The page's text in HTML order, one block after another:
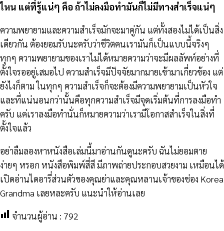
ไหน แต่ที่รู้แน่ๆ คือ ถ้าไม่ลงมือทำมันก็ไม่มีทางสำเร็จแน่ๆ
ความพยายามและความสำเร็จมักจะมาคู่กัน แต่ทั้งสองไม่ได้เป็นสิ่ง
เดียวกัน ต้องยอมรับนะครับว่าชีวิตคนเรามันก็เป็นแบบนี้จริงๆ
ทุกๆ ความพยายามของเราไม่ได้หมายความว่าจะมีผลลัพท์อย่างที่
ตั้งใจรออยู่เสมอไป ความสำเร็จมีปัจจัยมากมายเข้ามาเกี่ยวข้อง แต่
ยังไงก็ตาม ในทุกๆ ความสำเร็จก็จะต้องมีความพยายามเป็นหัวใจ
และที่แน่นอนกว่านั้นคือทุกความสำเร็จมีจุดเริ่มต้นที่การลงมือทำ
ครับ แค่เราลงมือทำนั่นก็หมายความว่าเรามีโอกาสสำเร็จในสิ่งที่
ตั้งใจแล้ว
อย่าลืมลองหาหนังสือเล่มนี้มาอ่านกันดูนะครับ ฉันไม่ยอมตาย
ง่ายๆ หรอก หนังสือพิมพ์สี่สี มีภาพถ่ายประกอบสวยงาม เหมือนได้
เปิดอ่านไดอารี่ส่วนตัวของคุณย่าและคุณหลานเจ้าของช่อง Korea
Grandma เลยหละครับ แนะนำให้อ่านเลย
จำนวนผู้อ่าน : 792